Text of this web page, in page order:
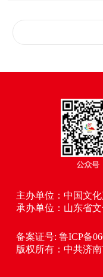
主办单位：中国文
承办单位：山东省
备案证号: 鲁ICP备
版权所有：中共济